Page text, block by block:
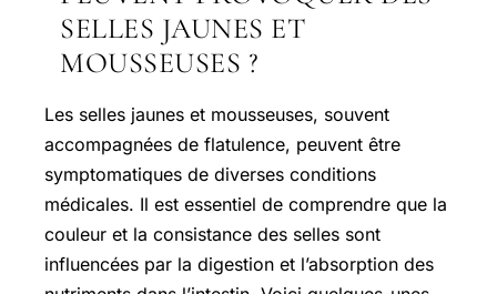
SELLES JAUNES ET
MOUSSEUSES ?
Les selles jaunes et mousseuses, souvent
accompagnées de flatulence, peuvent être
symptomatiques de diverses conditions
médicales. Il est essentiel de comprendre que la
couleur et la consistance des selles sont
influencées par la digestion et l’absorption des